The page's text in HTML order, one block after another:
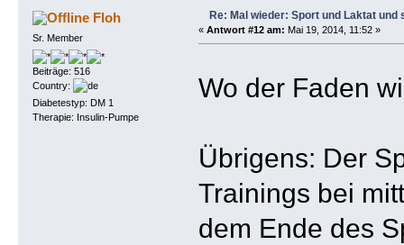
Floh
Sr. Member
Beiträge: 516
Country:
Diabetestyp: DM 1
Therapie: Insulin-Pumpe
Re: Mal wieder: Sport und Laktat und
« Antwort #12 am: Mai 19, 2014, 11:52 »
Wo der Faden
Übrigens: Der
Trainings bei
dem Ende des